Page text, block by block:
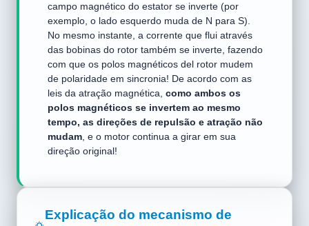
campo magnético do estator se inverte (por
exemplo, o lado esquerdo muda de N para S).
No mesmo instante, a corrente que flui através
das bobinas do rotor também se inverte, fazendo
com que os polos magnéticos del rotor mudem
de polaridade em sincronia! De acordo com as
leis da atração magnética, como ambos os
polos magnéticos se invertem ao mesmo
tempo, as direções de repulsão e atração não
mudam , e o motor continua a girar em sua
direção original!
Explicação do mecanismo de